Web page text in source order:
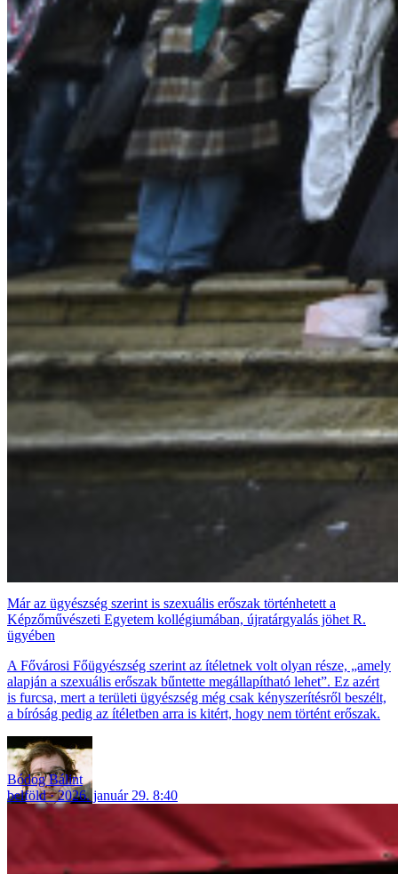
Már az ügyészség szerint is szexuális erőszak történhetett a
Képzőművészeti Egyetem kollégiumában, újratárgyalás jöhet R.
ügyében
A Fővárosi Főügyészség szerint az ítéletnek volt olyan része, „amely
alapján a szexuális erőszak bűntette megállapítható lehet”. Ez azért
is furcsa, mert a területi ügyészség még csak kényszerítésről beszélt,
a bíróság pedig az ítéletben arra is kitért, hogy nem történt erőszak.
Bódog Bálint
belföld
2026. január 29. 8:40